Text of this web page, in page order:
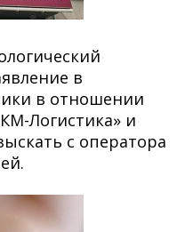
в
в отношении
Логистика» и
с оператора